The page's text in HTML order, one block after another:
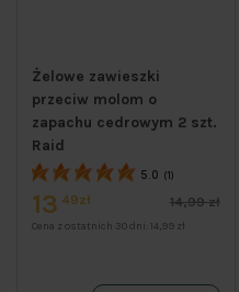
Żelowe zawieszki
przeciw molom o
zapachu cedrowym 2 szt.
Raid
5.0 (1)
13 49zł 14,99 zł
Cena z ostatnich 30 dni: 14,99 zł